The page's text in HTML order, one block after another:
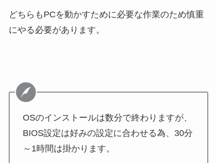
どちらもPCを動かすために必要な作業のため慎重
にやる必要があります。
OSのインストールは数分で終わりますが、
BIOS設定は好みの設定に合わせる為、30分
～1時間は掛かります。